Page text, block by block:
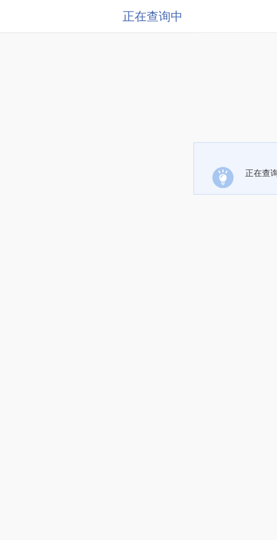
正在查询中
正在查